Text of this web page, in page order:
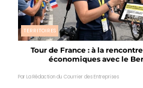
TERRITOIRES
Tour de France : à la
économiques avec le
Par La Rédaction du Courrier des Entreprises